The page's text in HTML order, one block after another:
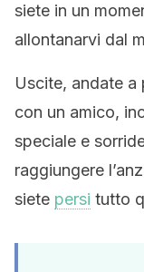
siete in un
allontanarvi dal
Uscite, andate a
con un amico,
speciale e
raggiungere
siete persi tutto